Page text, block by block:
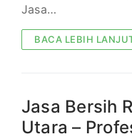
Jasa…
BACA LEBIH
Jasa Bersih
Utara –